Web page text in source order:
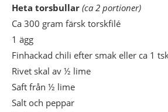
Heta torsbullar (ca 2 portioner)
Ca 300 gram färsk torskfilé
1 ägg
Finhackad chili efter smak eller ca 1
Rivet skal av ½ lime
Saft från ½ lime
Salt och peppar